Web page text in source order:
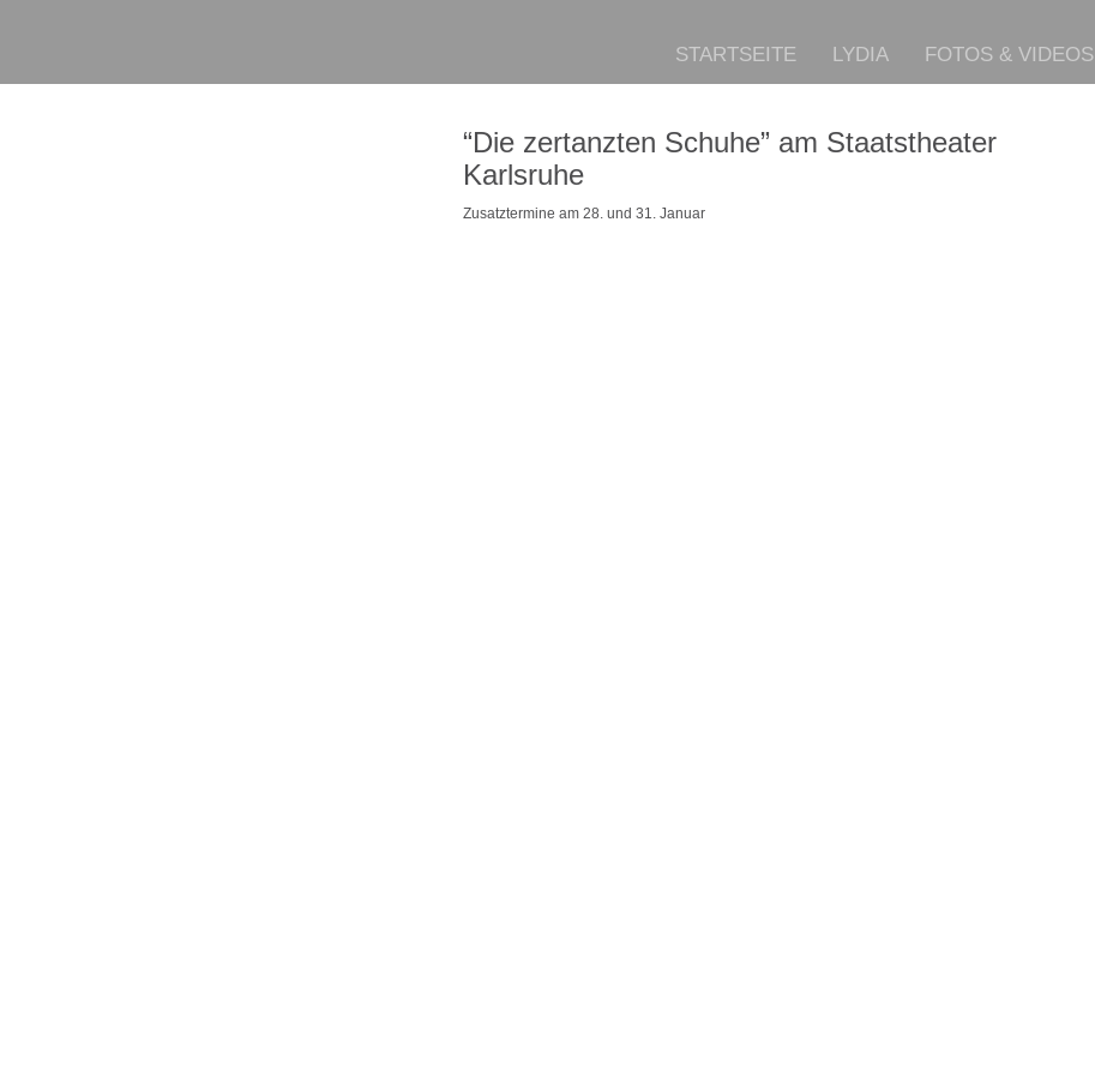
STARTSEITE LYDIA FOTOS & VIDEOS
“Die zertanzten Schuhe” am Staatstheater
Karlsruhe
Zusatztermine am 28. und 31. Januar